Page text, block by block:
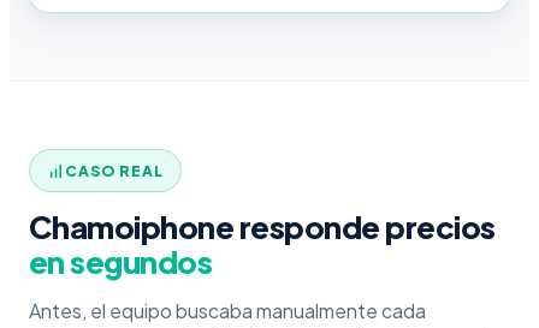
CASO REAL
Chamoiphone responde precios
en segundos
Antes, el equipo buscaba manualmente cada